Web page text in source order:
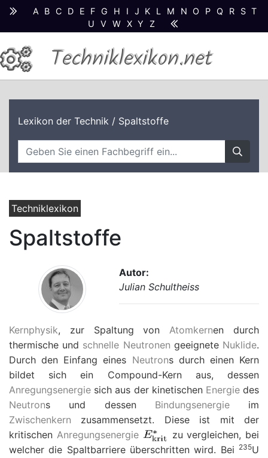
A B C D E F G H I J K L M N O P Q R S T
U
V W X Y Z
Techniklexikon.net
Lexikon der Technik / Spaltstoffe
Techniklexikon
Spaltstoffe
Autor:
Julian Schultheiss
Kernphysik, zur Spaltung vonAtomkernen durch
thermische und schnelle Neutronen geeignete Nuklide.
Durch den Einfang eines Neutrons durch einen Kern
bildet sich ein Compound-Kern aus, dessen
Anregungsenergie sich aus der kinetischen Energiedes
Neutrons und dessen Bindungsenergieim
Zwischenkern zusammensetzt. Diese ist mit der
kritischen Anregungsenergie
zu vergleichen, bei
welcher die Spaltbarriere überschritten wird. Bei 235U